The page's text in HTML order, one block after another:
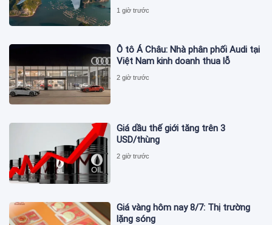
1 giờ trước
Ô tô Á Châu: Nhà phân phối Audi tại
Việt Nam kinh doanh thua lỗ
2 giờ trước
Giá dầu thế giới tăng trên 3
USD/thùng
2 giờ trước
Giá vàng hôm nay 8/7: Thị trường
lặng sóng